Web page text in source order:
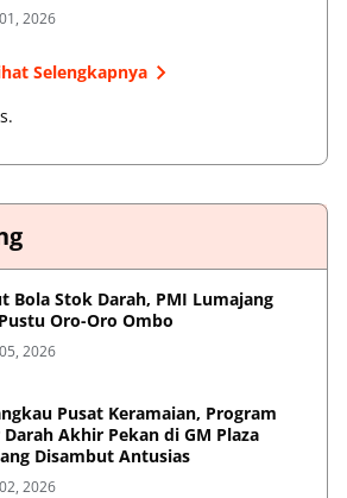
2026
Selengkapnya
Bola Stok Darah, PMI Lumajang
Oro-Oro Ombo
2026
Pusat Keramaian, Program
Akhir Pekan di GM Plaza
Disambut Antusias
2026